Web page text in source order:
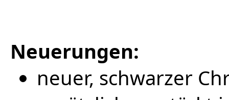
Neuerungen:
neuer, schwarzer